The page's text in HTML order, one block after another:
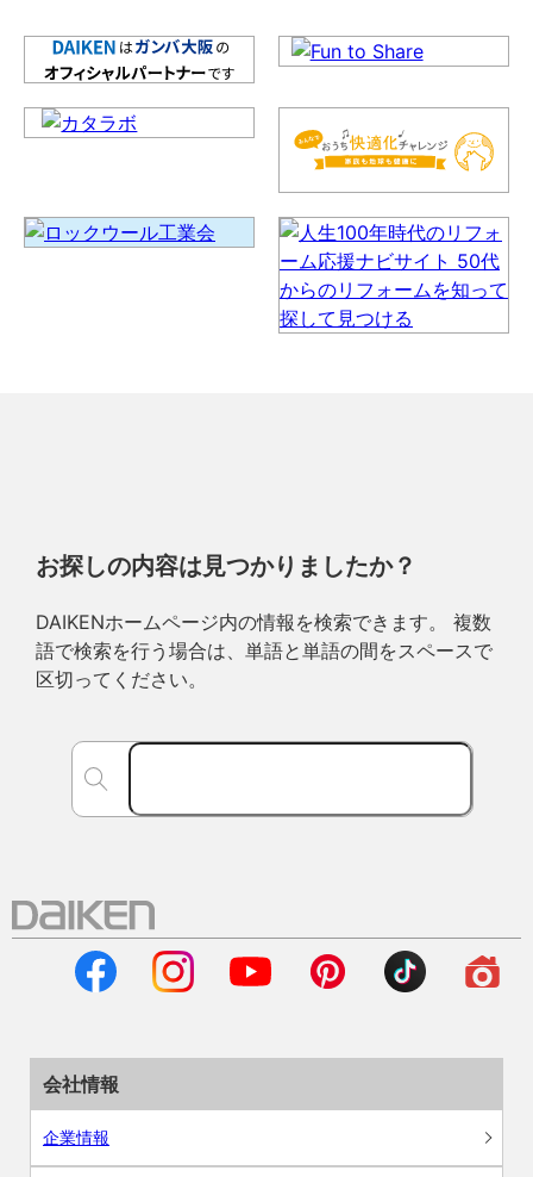
お探しの内容は見つかりましたか？
DAIKENホームページ内の情報を検索できます。 複数
語で検索を行う場合は、単語と単語の間をスペースで
区切ってください。
会社情報
企業情報